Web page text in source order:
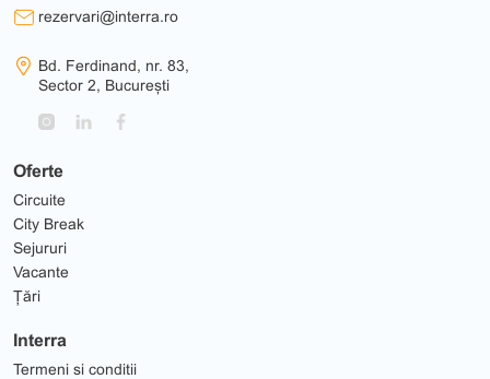
Oferte
Circuite
City Break
Sejururi
Vacante
Țări
Interra
Termeni si conditii
rezervari@interra.ro
Bd. Ferdinand, nr. 83,
Sector 2, București